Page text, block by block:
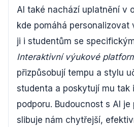
AI také nachází uplatnění v
kde pomáhá
ji i studentům se
Interaktivní výukové
přizpůsobují tempu a stylu
studenta a poskytují mu tak
podporu. Budoucnost s AI
slibuje nám chytřejší,